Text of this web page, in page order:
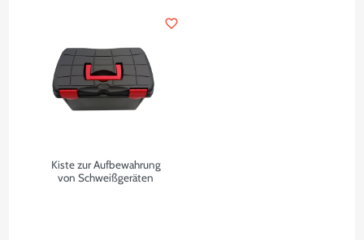
Kiste zur Aufbewahrung
von Schweißgeräten
favorite_border